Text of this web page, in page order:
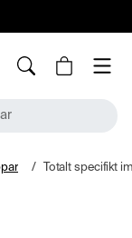
Totalt specifikt